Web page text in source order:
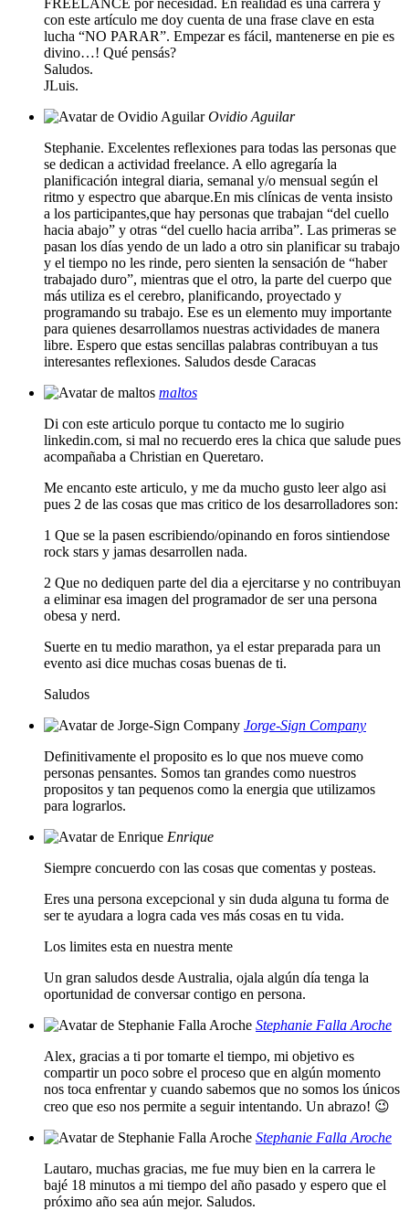
FREELANCE por necesidad. En realidad es una carrera y
con este artículo me doy cuenta de una frase clave en esta
lucha “NO PARAR”. Empezar es fácil, mantenerse en pie es
divino…! Qué pensás?
Saludos.
JLuis.
Ovidio Aguilar
Stephanie. Excelentes reflexiones para todas las personas que
se dedican a actividad freelance. A ello agregaría la
planificación integral diaria, semanal y/o mensual según el
ritmo y espectro que abarque.En mis clínicas de venta insisto
a los participantes,que hay personas que trabajan “del cuello
hacia abajo” y otras “del cuello hacia arriba”. Las primeras se
pasan los días yendo de un lado a otro sin planificar su trabajo
y el tiempo no les rinde, pero sienten la sensación de “haber
trabajado duro”, mientras que el otro, la parte del cuerpo que
más utiliza es el cerebro, planificando, proyectado y
programando su trabajo. Ese es un elemento muy importante
para quienes desarrollamos nuestras actividades de manera
libre. Espero que estas sencillas palabras contribuyan a tus
interesantes reflexiones. Saludos desde Caracas
maltos
Di con este articulo porque tu contacto me lo sugirio
linkedin.com, si mal no recuerdo eres la chica que salude pues
acompañaba a Christian en Queretaro.
Me encanto este articulo, y me da mucho gusto leer algo asi
pues 2 de las cosas que mas critico de los desarrolladores son:
1 Que se la pasen escribiendo/opinando en foros sintiendose
rock stars y jamas desarrollen nada.
2 Que no dediquen parte del dia a ejercitarse y no contribuyan
a eliminar esa imagen del programador de ser una persona
obesa y nerd.
Suerte en tu medio marathon, ya el estar preparada para un
evento asi dice muchas cosas buenas de ti.
Saludos
Jorge-Sign Company
Definitivamente el proposito es lo que nos mueve como
personas pensantes. Somos tan grandes como nuestros
propositos y tan pequenos como la energia que utilizamos
para lograrlos.
Enrique
Siempre concuerdo con las cosas que comentas y posteas.
Eres una persona excepcional y sin duda alguna tu forma de
ser te ayudara a logra cada ves más cosas en tu vida.
Los limites esta en nuestra mente
Un gran saludos desde Australia, ojala algún día tenga la
oportunidad de conversar contigo en persona.
Stephanie Falla Aroche
Alex, gracias a ti por tomarte el tiempo, mi objetivo es
compartir un poco sobre el proceso que en algún momento
nos toca enfrentar y cuando sabemos que no somos los únicos
creo que eso nos permite a seguir intentando. Un abrazo! 😉
Stephanie Falla Aroche
Lautaro, muchas gracias, me fue muy bien en la carrera le
bajé 18 minutos a mi tiempo del año pasado y espero que el
próximo año sea aún mejor. Saludos.